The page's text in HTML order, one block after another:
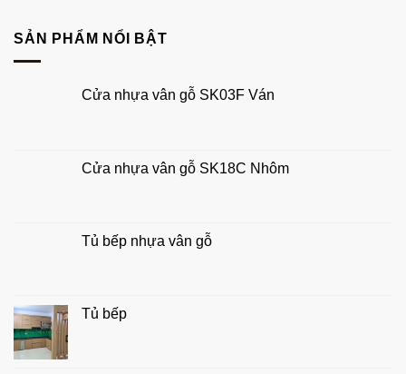
lộc
chuẩn
thủy
gia
SẢN PHẨM NỔI BẬT
Cửa nhựa vân gỗ SK03F Ván
Cửa nhựa vân gỗ SK18C Nhôm
Tủ bếp nhựa vân gỗ
Tủ bếp